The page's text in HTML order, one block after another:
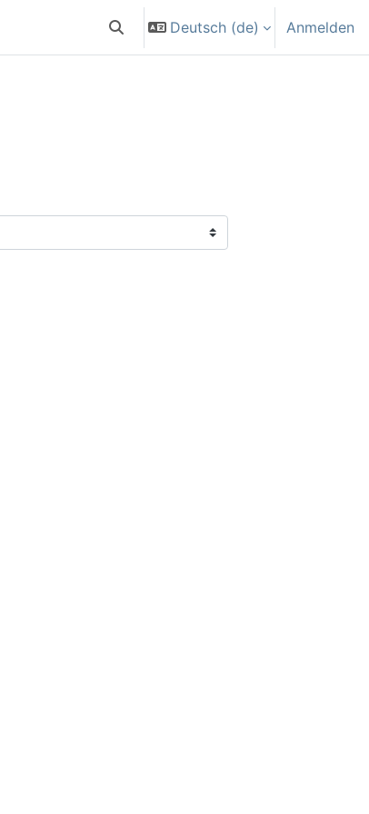
Sucheingabe umschalten
Deutsch ‎(de)‎ Anmelden